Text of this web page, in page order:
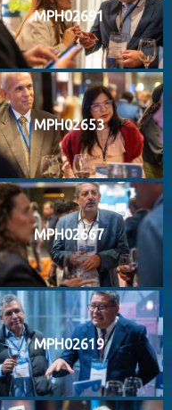
MPH02691
MPH02653
MPH02667
MPH02619